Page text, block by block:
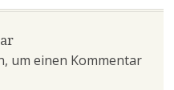
um einen Kommentar